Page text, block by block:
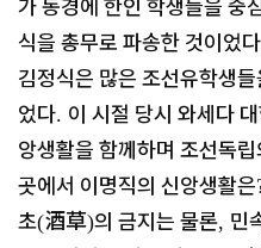
가 동경에 한인 학생들을 중
식을 총무로 파송한 것이었다
김정식은 많은 조선유학생
었다. 이 시절 당시 와세다
앙생활을 함께하며 조선독
곳에서 이명직의 신앙생활은
초(酒草)의 금지는 물론, 민